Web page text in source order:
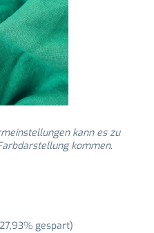
kann es zu
kommen.
gespart)